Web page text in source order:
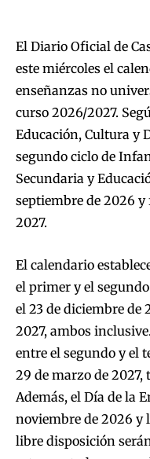
El Diario Oficial de
este miércoles el
enseñanzas no
curso 2026/2027.
Educación, Cultura y
segundo ciclo de
Secundaria y
septiembre de 2026
2027.
El calendario
el primer y el
el 23 de diciembre de
2027, ambos
entre el segundo y el
29 de marzo de
Además, el Día de la
noviembre de 2026 y
libre disposición